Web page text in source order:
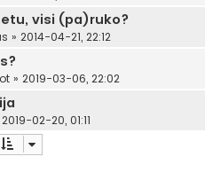
visi (pa)ruko?
» 2014-04-21, 22:12
» 2019-03-06, 22:02
2019-02-20, 01:11